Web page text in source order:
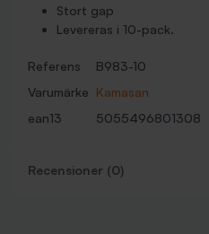
Stort gap
Levereras i 10-pack.
Referens
B983-10
Varumärke Kamasan
ean13
5055496801308
Recensioner (0)